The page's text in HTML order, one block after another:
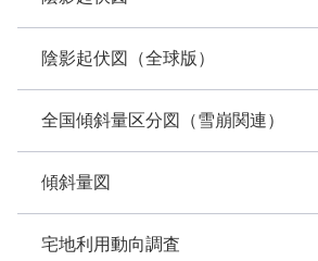
陰影起伏図（全球版）
全国傾斜量区分図（雪崩関連）
傾斜量図
宅地利用動向調査